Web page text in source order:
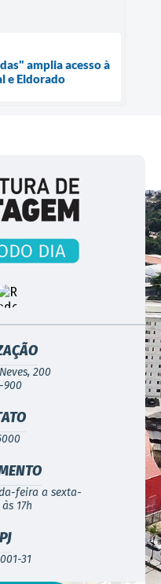
amplia acesso à
e Eldorado
200
900
feira a sexta-
17h
31